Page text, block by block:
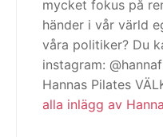
mycket fokus på
händer i vår värld
våra politiker? Du
instagram:
Hannas Pilates
alla inlägg av